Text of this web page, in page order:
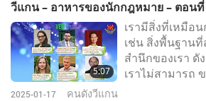
และออกแบบอา
ให้ผู้คนสามารถ
พวกเขากำลังรั
เป็นเวอร์ชัน ที่
มันไม่เกี่ยวข้อง
วีแกน – อาหารของนักกฎหมาย – ตอน
5:07
เรามีสิ่งที่เหมือ
เช่น สิ่งพื้นฐาน
สำนึกของเรา ดั
เราไม่สามารถ
ขั้นพื้นฐาน ให้กั
2025-01-17 คนดังวีแกน